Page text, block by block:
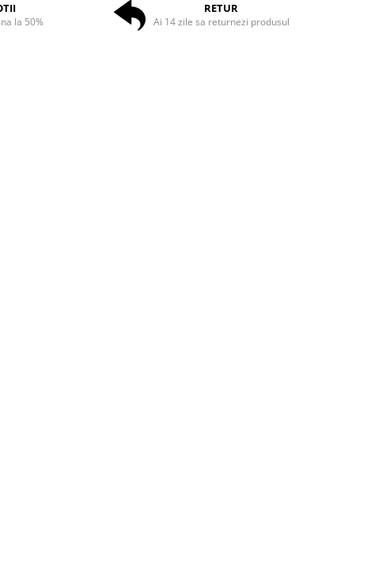
la 50%
RETUR
Ai 14 zile sa returnezi produsul